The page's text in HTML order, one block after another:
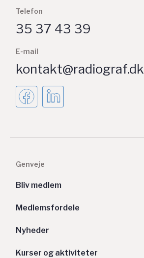
Genveje
Bliv medlem
Medlemsfordele
Nyheder
Kurser og aktiviteter
Telefon
35 37 43 39
E-mail
kontakt@radiograf.dk